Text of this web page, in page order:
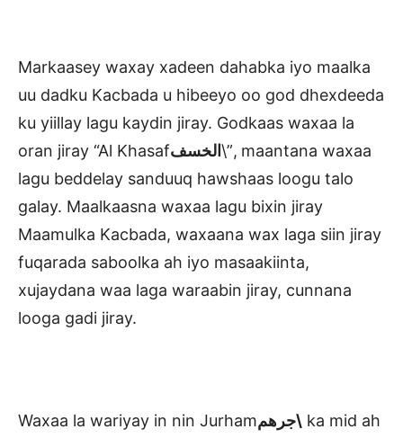
Markaasey waxay xadeen dahabka iyo maalka
uu dadku Kacbada u hibeeyo oo god dhexdeeda
ku yiillay lagu kaydin jiray. Godkaas waxaa la
oran jiray “Al Khasafالخسف \”, maantana waxaa
lagu beddelay sanduuq hawshaas loogu talo
galay. Maalkaasna waxaa lagu bixin jiray
Maamulka Kacbada, waxaana wax laga siin jiray
fuqarada saboolka ah iyo masaakiinta,
xujaydana waa laga waraabin jiray, cunnana
looga gadi jiray.
Waxaa la wariyay in nin Jurham جرهم\ ka mid ah